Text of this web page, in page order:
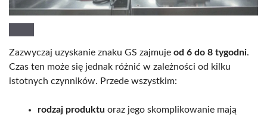
Zazwyczaj uzyskanie znaku GS zajmuje od 6 do 8 tygodni.
Czas ten może się jednak różnić w zależności od kilku
istotnych czynników. Przede wszystkim:
rodzaj produktu oraz jego skomplikowanie mają